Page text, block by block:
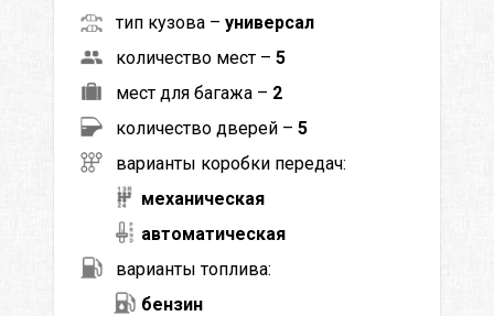
тип кузова – универсал
количество мест – 5
мест для багажа – 2
количество дверей – 5
варианты коробки передач:
механическая
автоматическая
варианты топлива:
бензин